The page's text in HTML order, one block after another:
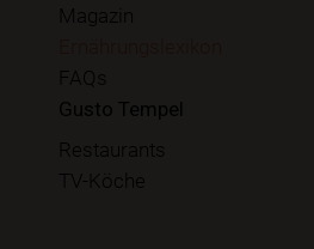
Magazin
FAQs
Gusto Tempel
Restaurants
TV-Köche